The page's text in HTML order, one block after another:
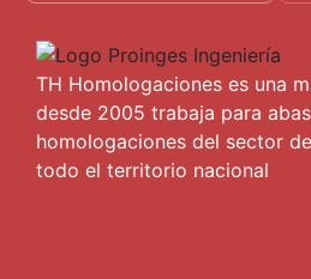
TH Homologaciones es una
desde 2005 trabaja para
homologaciones del sector
todo el territorio nacional